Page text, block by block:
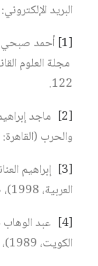
البريد الإلكتروني: erraji26@hotmail.fr
[1]
أحمد صبحي
122.
[2]
ماجد
والحرب (القاهرة: دار
[3]
إبراهيم
العربية، 1998)، ص 31.
[4]
عبد
الكويت، 1989)، ص 289.